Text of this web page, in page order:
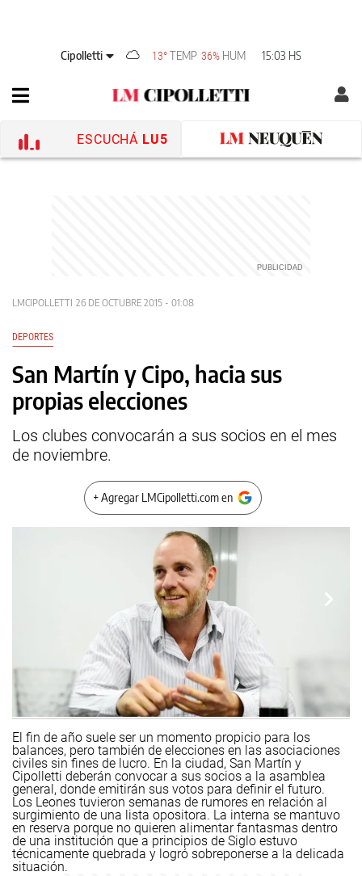
Cipolletti 13° TEMP 36% HUM 15:03 HS
ESCUCHÁ LU5
LMCIPOLLETTI 26 DE OCTUBRE 2015 - 01:08
DEPORTES
San Martín y Cipo, hacia sus
propias elecciones
Los clubes convocarán a sus socios en el mes
de noviembre.
+ Agregar LMCipolletti.com en
El fin de año suele ser un momento propicio para los
balances, pero también de elecciones en las asociaciones
civiles sin fines de lucro. En la ciudad, San Martín y
Cipolletti deberán convocar a sus socios a la asamblea
general, donde emitirán sus votos para definir el futuro.
Los Leones tuvieron semanas de rumores en relación al
surgimiento de una lista opositora. La interna se mantuvo
en reserva porque no quieren alimentar fantasmas dentro
de una institución que a principios de Siglo estuvo
técnicamente quebrada y logró sobreponerse a la delicada
situación.